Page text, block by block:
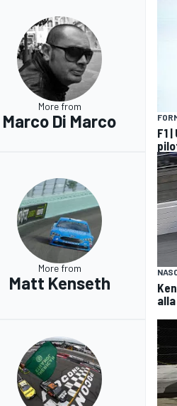
More from
Marco Di Marco
F1
More from
Matt Kenseth